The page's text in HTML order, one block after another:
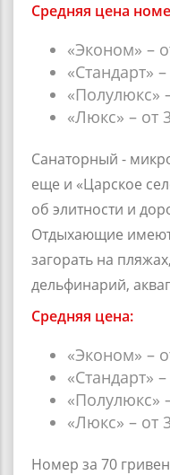
Средняя цена
«Эконом» –
«Стандарт»
«Полулюкс»
«Люкс» – от
Санаторный -
еще и «Царское
об элитности и
Отдыхающие
загорать на
дельфинарий,
Средняя цена:
«Эконом» –
«Стандарт»
«Полулюкс»
«Люкс» – от
Номер за 70